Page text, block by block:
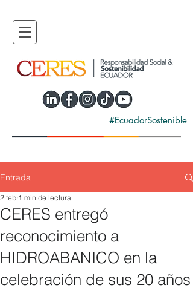
#EcuadorSostenible
Entrada
CERES entregó
reconocimiento a
HIDROABANICO en la
celebración de sus 20 años
2 feb 1 min de lectura